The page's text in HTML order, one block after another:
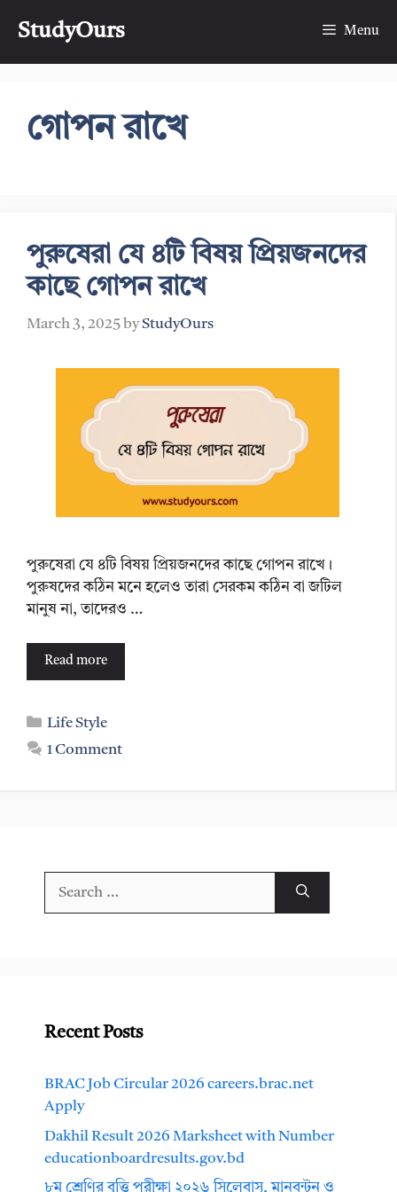
StudyOurs Menu
গোপন রাখে
পুরুষেরা যে ৪টি বিষয় প্রিয়জনদের
কাছে গোপন রাখে
March 3, 2025 byStudyOurs
পুরুষেরা যে ৪টি বিষয় প্রিয়জনদের কাছে গোপন রাখে।
পুরুষদের কঠিন মনে হলেও তারা সেরকম কঠিন বা জটিল
মানুষ না, তাদেরও …
Read more
Categories
Life Style
1 Comment
Recent Posts
BRAC Job Circular 2026 careers.brac.net
Apply
Dakhil Result 2026 Marksheet with Number
educationboardresults.gov.bd
৮ম শ্রেণির বৃত্তি পরীক্ষা ২০২৬ সিলেবাস, মানবন্টন ও